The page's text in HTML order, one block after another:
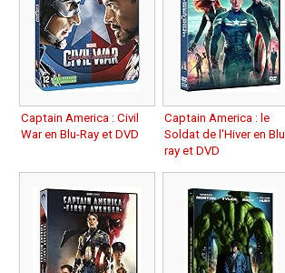
Captain America : Civil
War en Blu-Ray et DVD
Captain America : le
Soldat de l'Hiver en
ray et DVD